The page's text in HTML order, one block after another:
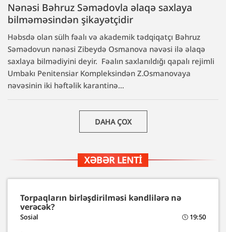
Nənəsi Bəhruz Səmədovla əlaqə saxlaya
bilməməsindən şikayətçidir
Həbsdə olan sülh fəalı və akademik tədqiqatçı Bəhruz
Səmədovun nənəsi Zibeydə Osmanova nəvəsi ilə əlaqə
saxlaya bilmədiyini deyir. Fəalın saxlanıldığı qapalı rejimli
Umbakı Penitensiar Kompleksindən Z.Osmanovaya
nəvəsinin iki həftəlik karantinə...
DAHA ÇOX
XƏBƏR LENTI
Torpaqların birləşdirilməsi kəndlilərə nə
verəcək?
Sosial 19:50